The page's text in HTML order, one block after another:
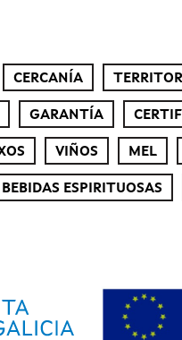
CERCANÍA
GARANTÍA
VIÑOS MEL
BEBIDAS ESPIRITUOSAS